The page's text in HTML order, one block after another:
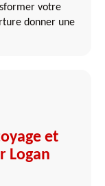
votre
donner une
et
Logan